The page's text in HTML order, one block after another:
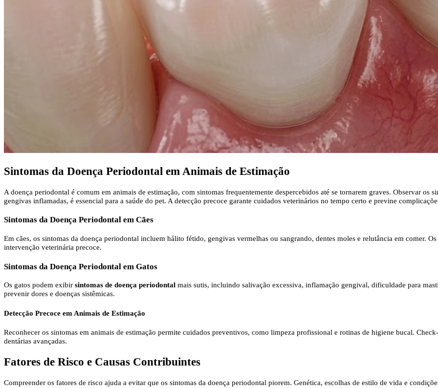
Sintomas da Doença Periodontal em Animais de Estimação
A doença periodontal é comum em animais de estimação, com sintomas frequentemente despercebidos até se tornarem graves. Observar os
gengivas inflamadas, é essencial para a saúde do pet. A detecção precoce garante cuidados veterinários no tempo certo e previne
Sintomas da Doença Periodontal em Cães
Em cães, os sintomas da doença periodontal incluem hálito fétido, gengivas vermelhas ou sangrando, dentes moles e relutância em comer.
intervenção veterinária precoce.
Sintomas da Doença Periodontal em Gatos
Os gatos podem exibir sintomas de doença periodontal mais sutis, incluindo salivação excessiva, inflamação gengival, dificuldade para
prevenir dores e doenças sistêmicas.
Detecção Precoce em Animais de Estimação
Reconhecer os sintomas em animais de estimação permite cuidados preventivos, como limpeza profissional e rotinas de higiene bucal.
dentárias avançadas.
Fatores de Risco e Causas Contribuintes
Compreender os fatores de risco ajuda a evitar que os sintomas da doença periodontal piorem. Genética, escolhas de estilo de vida e